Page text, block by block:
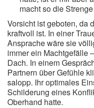
macht so die
Vorsicht ist geboten, da
kraftvoll ist. In einer
Ansprache wäre sie
immer ein Machtgefälle
Dach. In einem
Partnern über Gefühle
salopp. Ihr optimales
Schilderung eines
Oberhand hatte.